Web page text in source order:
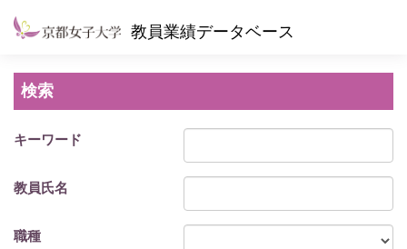
教員業績データベース
検索
キーワード
教員氏名
職種